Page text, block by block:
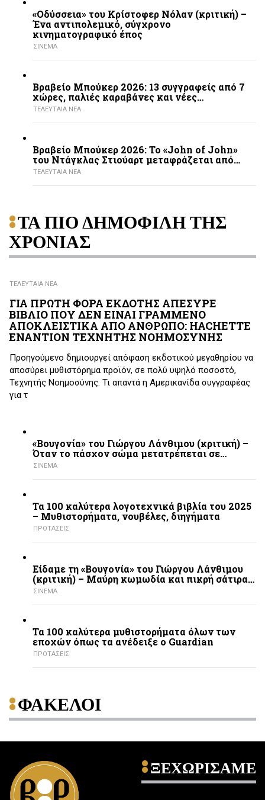
«Οδύσσεια» του Κρίστοφερ Νόλαν (κριτική) –
Ένα αντιπολεμικό, σύγχρονο
κινηματογραφικό έπος
ΣΙΝΕΜΑ
Βραβείο Μπούκερ 2026: 13 συγγραφείς από 7
χώρες, παλιές καραβάνες και νέες…
ΤΕΛΕΥΤΑΙΑ ΝΕΑ
Βραβείο Μπούκερ 2026: Το «John of John»
του Ντάγκλας Στιούαρτ μεταφράζεται από…
ΤΕΛΕΥΤΑΙΑ ΝΕΑ
ΤΑ ΠΙΟ ΔΗΜΟΦΙΛΗ ΤΗΣ
ΧΡΟΝΙΑΣ
ΤΕΛΕΥΤΑΙΑ ΝΕΑ
ΓΙΑ ΠΡΩΤΗ ΦΟΡΑ ΕΚΔΟΤΗΣ ΑΠΕΣΥΡΕ
ΒΙΒΛΙΟ ΠΟΥ ΔΕΝ ΕΙΝΑΙ ΓΡΑΜΜΕΝΟ
ΑΠΟΚΛΕΙΣΤΙΚΑ ΑΠΟ ΑΝΘΡΩΠΟ: HACHETTE
ΕΝΑΝΤΙΟΝ ΤΕΧΝΗΤΗΣ ΝΟΗΜΟΣΥΝΗΣ
Προηγούμενο δημιουργεί απόφαση εκδοτικού μεγαθηρίου να
αποσύρει μυθιστόρημα προϊόν, σε πολύ υψηλό ποσοστό,
Τεχνητής Νοημοσύνης. Τι απαντά η Αμερικανίδα συγγραφέας
για τ
«Βουγονία» του Γιώργου Λάνθιμου (κριτική) –
Όταν το πάσχον σώμα μετατρέπεται σε…
ΣΙΝΕΜΑ
Τα 100 καλύτερα λογοτεχνικά βιβλία του 2025
– Mυθιστορήματα, νουβέλες, διηγήματα
ΠΡΟΤΑΣΕΙΣ
Είδαμε τη «Βουγονία» του Γιώργου Λάνθιμου
(κριτική) – Μαύρη κωμωδία και πικρή σάτιρα…
ΣΙΝΕΜΑ
Τα 100 καλύτερα μυθιστορήματα όλων των
εποχών όπως τα ανέδειξε ο Guardian
ΠΡΟΤΑΣΕΙΣ
ΦΑΚΕΛΟΙ
ΞΕΧΩΡΙΣΑΜΕ